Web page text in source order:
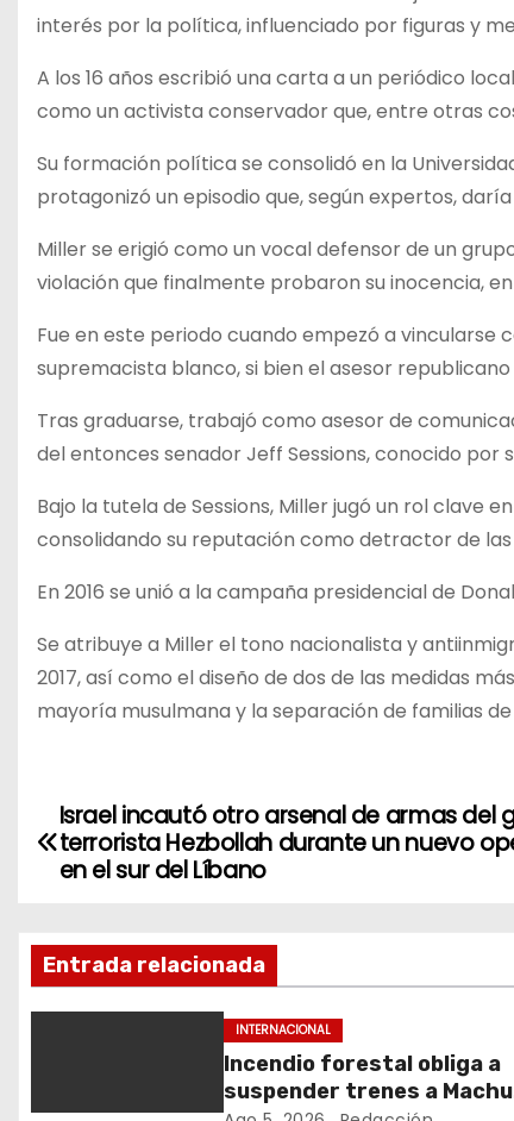
interés por la política, influenciado por figuras y
A los 16 años escribió una carta a un periódico
como un activista conservador que, entre otras
Su formación política se consolidó en la
protagonizó un episodio que, según expertos,
Miller se erigió como un vocal defensor de un
violación que finalmente probaron su inocencia,
Fue en este periodo cuando empezó a
supremacista blanco, si bien el asesor
Tras graduarse, trabajó como asesor de
del entonces senador Jeff Sessions, conocido por
Bajo la tutela de Sessions, Miller jugó un rol clave
consolidando su reputación como detractor de
En 2016 se unió a la campaña presidencial de
Se atribuye a Miller el tono nacionalista y
2017, así como el diseño de dos de las medidas
mayoría musulmana y la separación de familias
N
e
g
Israel incautó otro arsenal de armas del
terrorista Hezbollah durante un nuevo
en el sur del Líbano
Entrada relacionada
INTERNACIONAL
Incendio forestal obliga a
suspender trenes a Machu